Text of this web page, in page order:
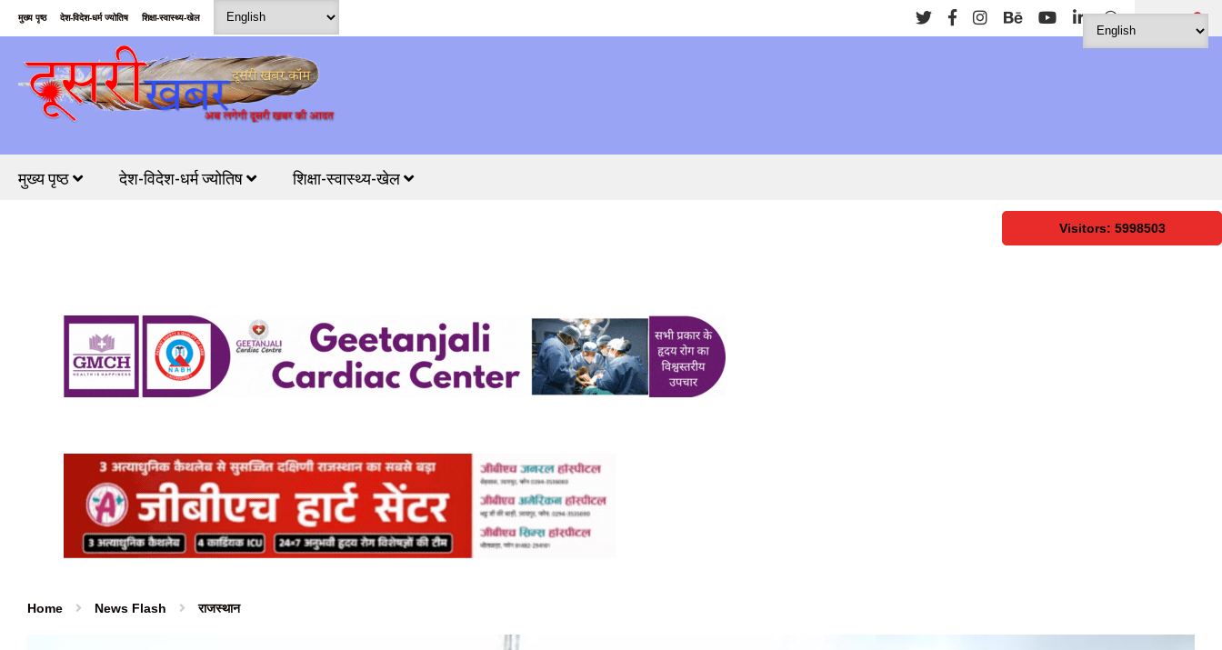
मुख्य पृष्ठ देश-विदेश-धर्म ज्योतिष शिक्षा-स्वास्थ्य-खेल
मुख्य पृष्ठ देश-विदेश-धर्म ज्योतिष शिक्षा-स्वास्थ्य-खेल
Visitors: 5998503
Home News Flash राजस्थान